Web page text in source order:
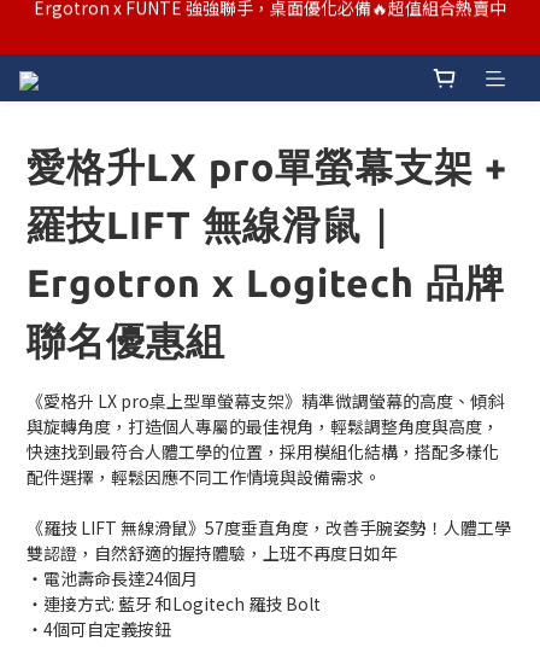
汰舊/升級補助優惠熱烈進行中！符合資格者歡迎申請購物金補助
汰舊/升級補助優惠熱烈進行中！符合資格者歡迎申請購物金補助
Ergotron x FUNTE 強強聯手，桌面優化必備🔥超值組合熱賣中
愛格升LX pro單螢幕支架 +
羅技LIFT 無線滑鼠｜
Ergotron x Logitech 品牌
聯名優惠組
《愛格升 LX pro桌上型單螢幕支架》精準微調螢幕的高度、傾斜
與旋轉角度，打造個人專屬的最佳視角，輕鬆調整角度與高度，
快速找到最符合人體工學的位置，採用模組化結構，搭配多樣化
配件選擇，輕鬆因應不同工作情境與設備需求。
《羅技 LIFT 無線滑鼠》57度垂直角度，改善手腕姿勢！人體工學
雙認證，自然舒適的握持體驗，上班不再度日如年
・電池壽命長達24個月
・連接方式: 藍牙 和Logitech 羅技 Bolt
・4個可自定義按鈕